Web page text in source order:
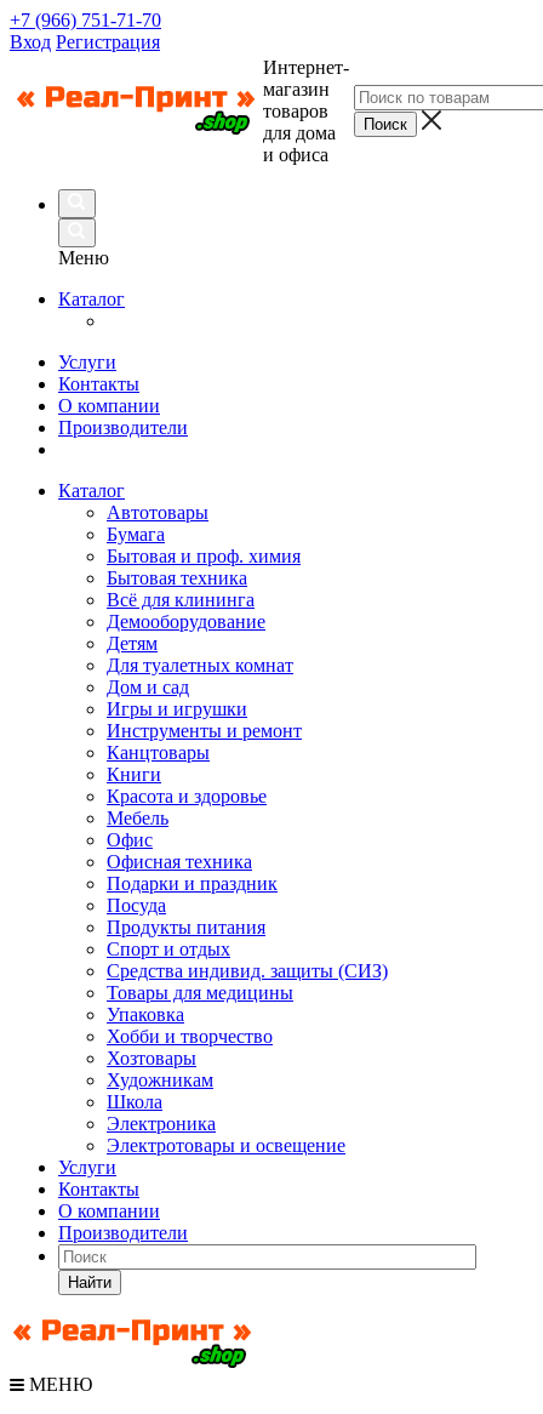
+7 (966) 751-71-70
Вход Регистрация
Интернет-
магазин
товаров
для дома
и офиса
Меню
Каталог
Услуги
Контакты
О компании
Производители
Каталог
Автотовары
Бумага
Бытовая и проф. химия
Бытовая техника
Всё для клининга
Демооборудование
Детям
Для туалетных комнат
Дом и сад
Игры и игрушки
Инструменты и ремонт
Канцтовары
Книги
Красота и здоровье
Мебель
Офис
Офисная техника
Подарки и праздник
Посуда
Продукты питания
Спорт и отдых
Средства индивид. защиты (СИЗ)
Товары для медицины
Упаковка
Хобби и творчество
Хозтовары
Художникам
Школа
Электроника
Электротовары и освещение
Услуги
Контакты
О компании
Производители
Найти
МЕНЮ